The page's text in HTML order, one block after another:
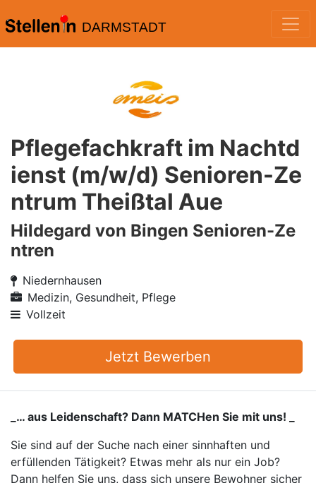
DARMSTADT
Pflegefachkraft im Nachtd
ienst (m/w/d) Senioren-Ze
ntrum Theißtal Aue
Hildegard von Bingen Senioren-Ze
ntren
Niedernhausen
Medizin, Gesundheit, Pflege
Vollzeit
Jetzt Bewerben
_… aus Leidenschaft? Dann MATCHen Sie mit uns! _
Sie sind auf der Suche nach einer sinnhaften und
erfüllenden Tätigkeit? Etwas mehr als nur ein Job?
Dann helfen Sie uns, dass sich unsere Bewohner sicher